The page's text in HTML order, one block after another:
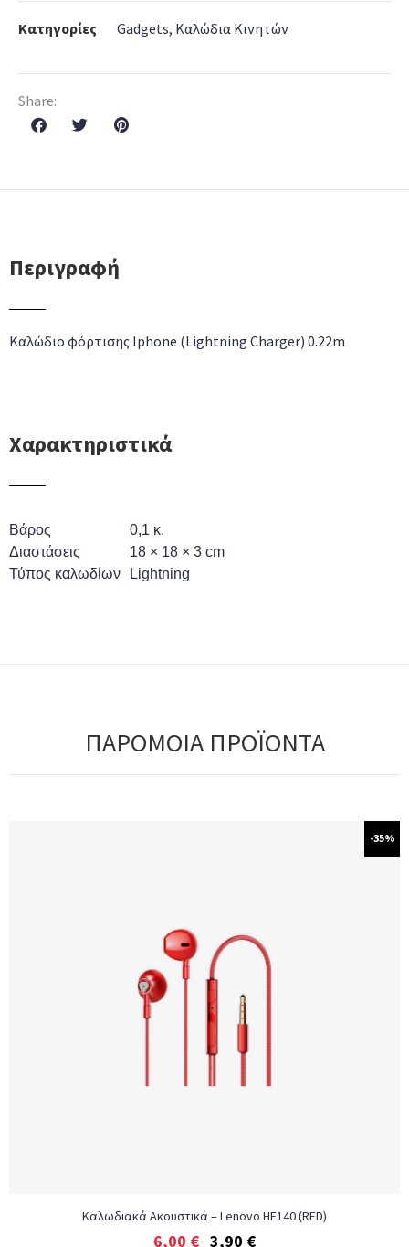
Κατηγορίες Gadgets, Καλώδια Κινητών
Share:
Περιγραφή
Καλώδιο φόρτισης Iphone (Lightning Charger) 0.22m
Χαρακτηριστικά
Βάρος
0,1 κ.
Διαστάσεις
18 × 18 × 3 cm
Τύπος καλωδίων
Lightning
ΠΑΡΟΜΟΙΑ ΠΡΟΪΟΝΤΑ
-35%
Καλωδιακά Ακουστικά – Lenovo HF140 (RED)
6,00€ 3,90 €